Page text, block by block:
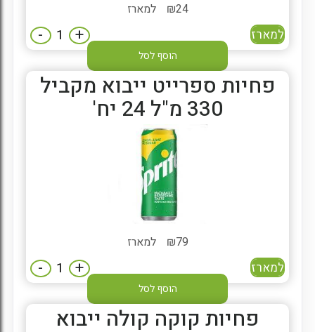
24
₪ למארז
למארז +
-
הוסף לסל
פחיות ספרייט ייבוא מקביל
330 מ"ל 24 יח'
79
₪ למארז
למארז +
-
הוסף לסל
פחיות קוקה קולה ייבוא